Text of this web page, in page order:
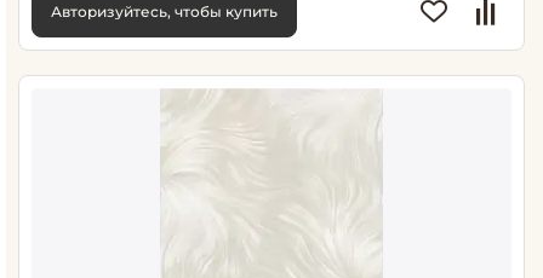
Авторизуйтесь, чтобы купить